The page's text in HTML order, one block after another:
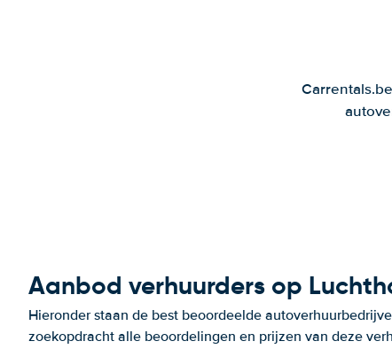
Aanbod verhuurders op
Hieronder staan de best beoordeelde
zoekopdracht alle beoordelingen en prijzen van deze